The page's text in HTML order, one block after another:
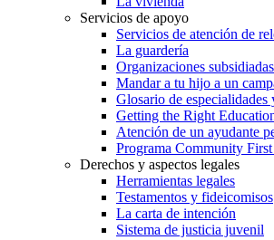
Servicios de apoyo
Servicios de atención de
La guardería
Organizaciones
Mandar a tu hijo a un
Glosario de especialidades
Getting the Right
Atención de un ayudante
Programa Community
Derechos y aspectos legales
Herramientas legales
Testamentos y fideicomisos
La carta de intención
Sistema de justicia juvenil